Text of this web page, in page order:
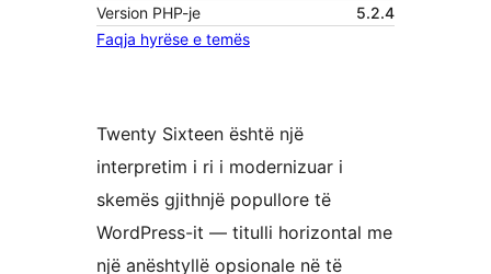
Version PHP-je
5.2.4
Faqja hyrëse e temës
Twenty Sixteen është një
interpretim i ri i modernizuar i
skemës gjithnjë popullore të
WordPress-it — titulli horizontal me
një anështyllë opsionale në të